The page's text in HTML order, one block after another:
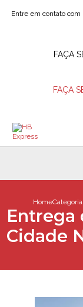
Entre em contato
FAÇA
FAÇA
Home
Entrega
Cidade